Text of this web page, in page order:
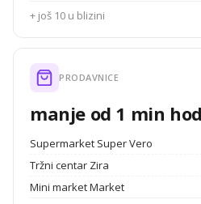
+ još 10 u blizini
PRODAVNICE
manje od 1 min
Supermarket Super Vero
Tržni centar Zira
Mini market Market